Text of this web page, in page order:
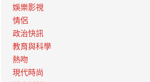
娛樂影視
情侶
政治快訊
教育與科學
熱吻
現代時尚